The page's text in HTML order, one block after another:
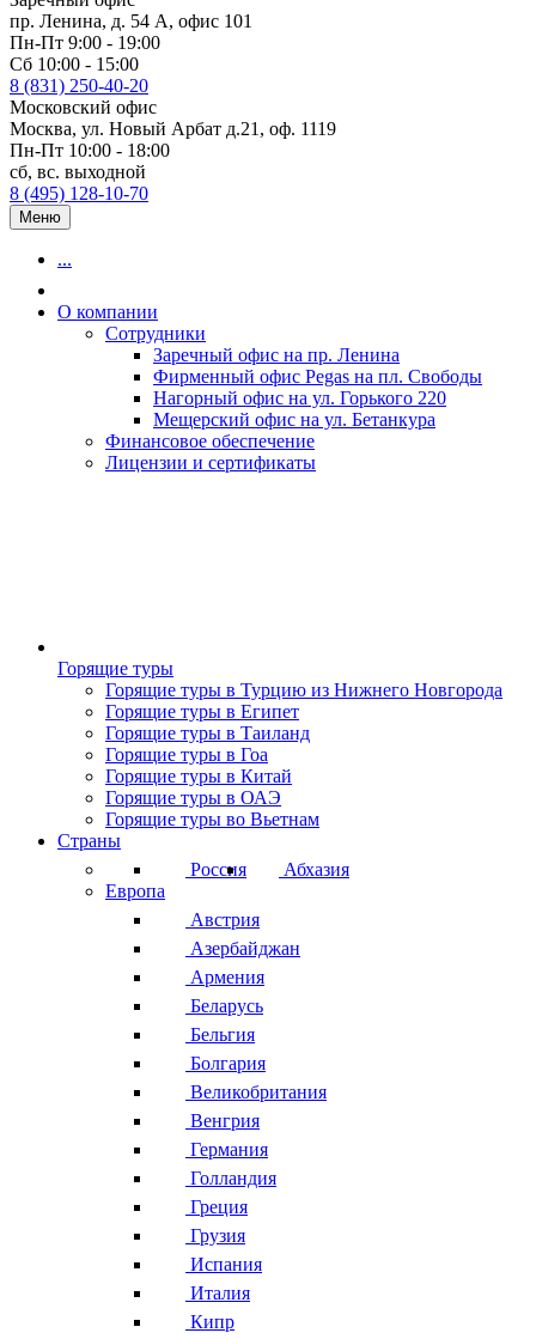
пр. Ленина, д. 54 А, офис 101
Пн-Пт 9:00 - 19:00
Сб 10:00 - 15:00
8 (831) 250-40-20
Московский офис
Москва, ул. Новый Арбат д.21, оф. 1119
Пн-Пт 10:00 - 18:00
сб, вс. выходной
8 (495) 128-10-70
Меню
...
О компании
Сотрудники
Заречный офис на пр. Ленина
Фирменный офис Pegas на пл. Свободы
Нагорный офис на ул. Горького 220
Мещерский офис на ул. Бетанкура
Финансовое обеспечение
Лицензии и сертификаты
Горящие туры
Горящие туры в Турцию из Нижнего Новгорода
Горящие туры в Египет
Горящие туры в Таиланд
Горящие туры в Гоа
Горящие туры в Китай
Горящие туры в ОАЭ
Горящие туры во Вьетнам
Страны
Россия
Абхазия
Европа
Австрия
Азербайджан
Армения
Беларусь
Бельгия
Болгария
Великобритания
Венгрия
Германия
Голландия
Греция
Грузия
Испания
Италия
Кипр